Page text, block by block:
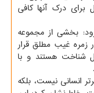
برای درک آنها کافی
بخشی از مجموعه
زمره غیب مطلق قرار
شناخت هستند و با
انسانی نیست، بلکه